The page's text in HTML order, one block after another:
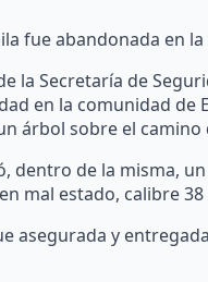
fue abandonada en
la Secretaría de
en la comunidad de
árbol sobre el
dentro de la misma,
mal estado, calibre 38
asegurada y